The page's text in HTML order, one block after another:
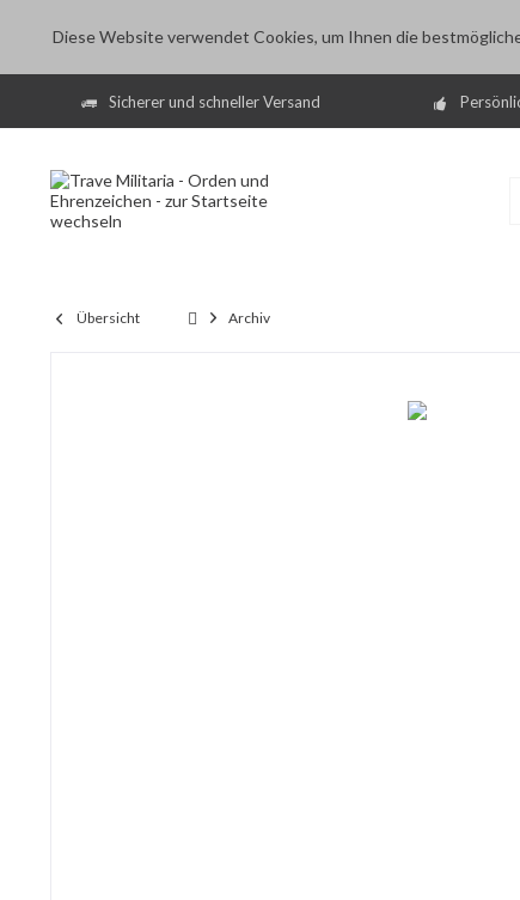
Diese Website verwendet Cookies, um Ihnen die
Sicherer und schneller Versand
Übersicht Archiv